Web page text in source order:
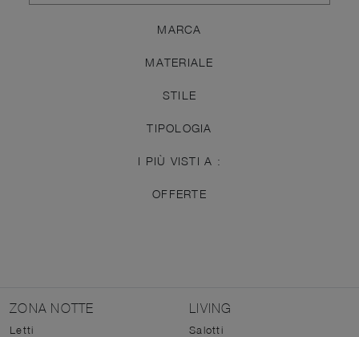
MARCA
MATERIALE
STILE
TIPOLOGIA
I PIÙ VISTI A :
OFFERTE
ZONA NOTTE
Letti
LIVING
Salotti